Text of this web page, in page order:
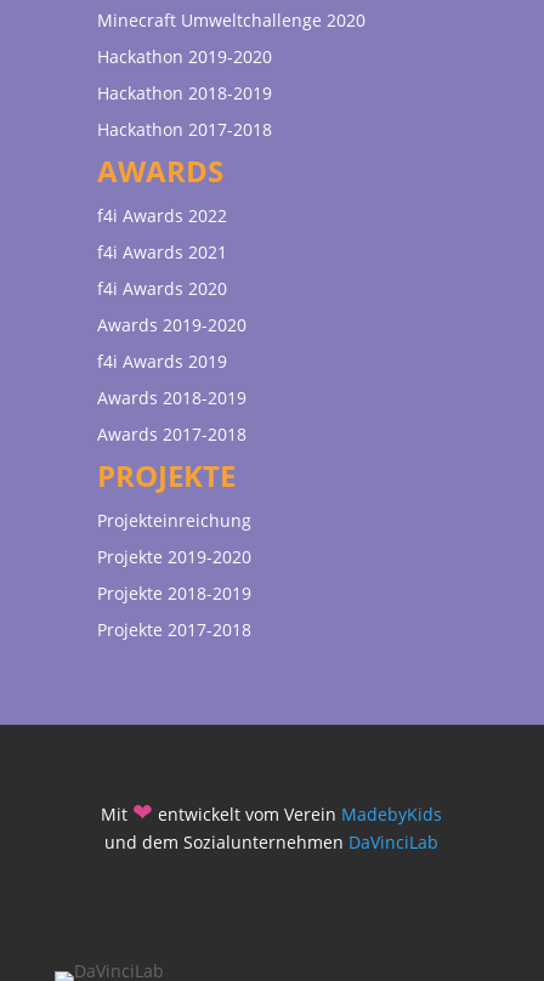
Minecraft Umweltchallenge 2020
Hackathon 2019-2020
Hackathon 2018-2019
Hackathon 2017-2018
AWARDS
f4i Awards 2022
f4i Awards 2021
f4i Awards 2020
Awards 2019-2020
f4i Awards 2019
Awards 2018-2019
Awards 2017-2018
PROJEKTE
Projekteinreichung
Projekte 2019-2020
Projekte 2018-2019
Projekte 2017-2018
Mit ❤ entwickelt vom Verein MadebyKids
und dem Sozialunternehmen DaVinciLab